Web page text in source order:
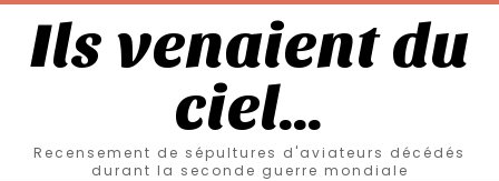
Ils venaient du
ciel…
Recensement de sépultures d'aviateurs décédés
durant la seconde guerre mondiale